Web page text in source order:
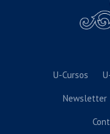
U-Cursos
Newsletter